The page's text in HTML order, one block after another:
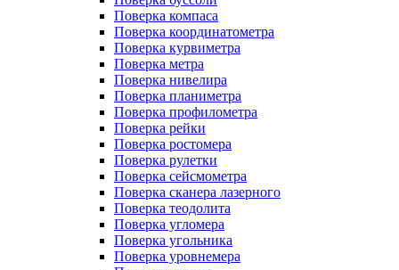
Поверка компаса
Поверка координатометра
Поверка курвиметра
Поверка метра
Поверка нивелира
Поверка планиметра
Поверка профилометра
Поверка рейки
Поверка ростомера
Поверка рулетки
Поверка сейсмометра
Поверка сканера лазерного
Поверка теодолита
Поверка угломера
Поверка угольника
Поверка уровнемера